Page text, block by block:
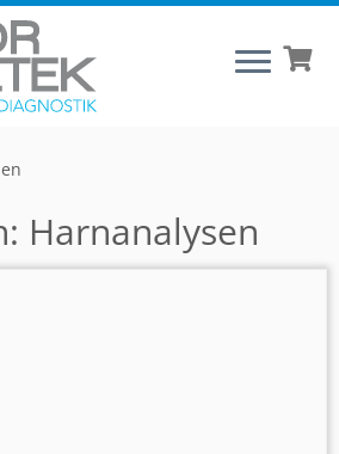
Harnanalysen